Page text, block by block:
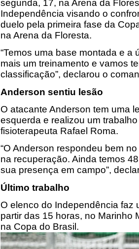
segunda, 17, na Arena da
Independência visando o
duelo pela primeira fase da
na Arena da Floresta.
“Temos uma base montada e a
mais um treinamento e vamos
classificação”, declarou o
Anderson sentiu lesão
O atacante Anderson tem uma
esquerda e realizou um
fisioterapeuta Rafael Roma.
“O Anderson respondeu bem
na recuperação. Ainda temos
sua presença em campo”,
Último trabalho
O elenco do Independência faz
partir das 15 horas, no Marinho
na Copa do Brasil.